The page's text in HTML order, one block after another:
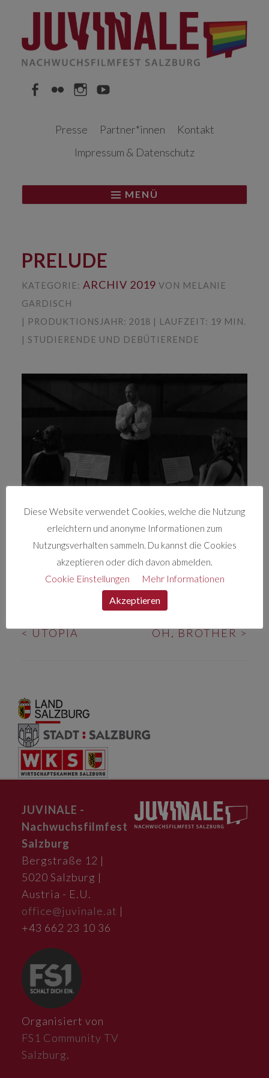
Inhalt
Presse
Partner*innen
Kontakt
Impressum & Datenschutz
MENÜ
PRELUDE
KATEGORIE: ARCHIV 2019 VON MELANIE
GARDISCH
| PRODUKTIONSJAHR: 2018 | LAUFZEIT: 19 MIN.
| STUDIERENDE UND DEBÜTIERENDE
In „Prelude” proben die Zwillinge Julia und Caro
vor dem großen Cellokonzert ein letztes Mal ihr
Duett, wobei enorme Versagensängste das Duo
zu zerreißen drohen.
<UTOPIA OH, BROTHER>
JUVINALE -
Nachwuchsfilmfest
Salzburg
Bergstraße 12 |
5020 Salzburg |
Austria - E.U.
office@juvinale.at |
+43 662 23 10 36
Organisiert von
FS1 Community TV
Salzburg.
Diese Website verwendet Cookies, welche die Nutzung
erleichtern und anonyme Informationen zum
Nutzungsverhalten sammeln. Du kannst die Cookies
akzeptieren oder dich davon abmelden.
Cookie Einstellungen
Mehr Informationen
Akzeptieren